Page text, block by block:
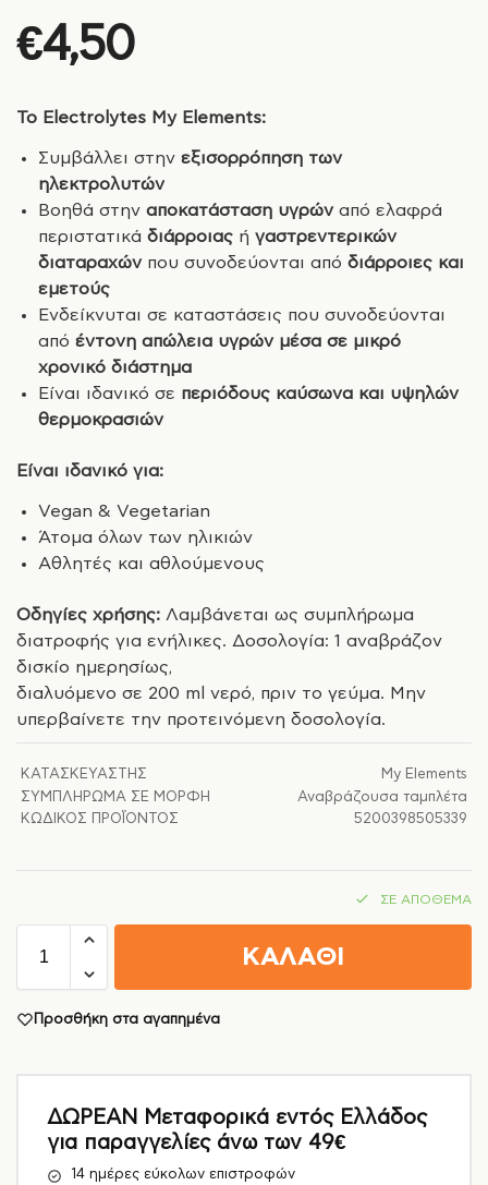
€4,50
Το Electrolytes My Elements:
Συμβάλλει στην εξισορρόπηση των
ηλεκτρολυτών
Βοηθά στην αποκατάσταση υγρώναπό ελαφρά
περιστατικά διάρροιας ή γαστρεντερικών
διαταραχώνπου συνοδεύονται από διάρροιες και
εμετούς
Ενδείκνυται σε καταστάσεις που συνοδεύονται
από έντονη απώλεια υγρών μέσα σε μικρό
χρονικό διάστημα
Είναι ιδανικό σε περιόδους καύσωνα και υψηλών
θερμοκρασιών
Είναι ιδανικό για:
Vegan & Vegetarian
Άτομα όλων των ηλικιών
Αθλητές και αθλούμενους
Οδηγίες χρήσης: Λαμβάνεται ως συμπλήρωμα
διατροφής για ενήλικες. Δοσολογία: 1 αναβράζον
δισκίο ημερησίως,
διαλυόμενο σε 200 ml νερό, πριν το γεύμα. Μην
υπερβαίνετε την προτεινόμενη δοσολογία.
ΚΑΤΑΣΚΕΥΑΣΤΉΣ
My Elements
ΣΥΜΠΛΉΡΩΜΑ ΣΕ ΜΟΡΦΉ
Αναβράζουσα ταμπλέτα
ΚΩΔΙΚΌΣ ΠΡΟΪΌΝΤΟΣ
5200398505339
ΣΕ ΑΠΌΘΕΜΑ
ΚΑΛΑΘΙ
Προσθήκη στα αγαπημένα
ΔΩΡΕΑΝ Μεταφορικά εντός Ελλάδος
για παραγγελίες άνω των 49€
14 ημέρες εύκολων επιστροφών